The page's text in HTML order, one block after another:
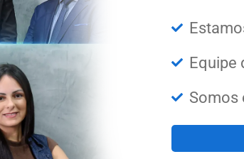
Equipe
Somos